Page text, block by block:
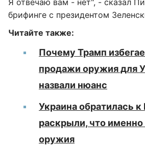
Я отвечаю вам - нет", - сказал
брифинге с президентом
Читайте также:
Почему Трамп
продажи оружия для
назвали нюанс
Украина обратилась
раскрыли, что
оружия